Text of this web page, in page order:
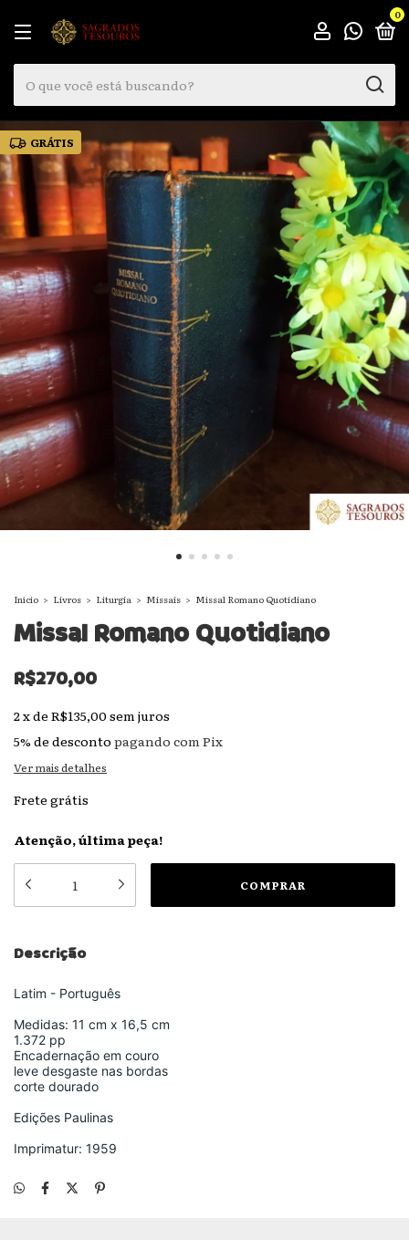
0
GRÁTIS
Início > Livros > Liturgia > Missais > Missal Romano Quotidiano
Missal Romano Quotidiano
R$270,00
2xde R$135,00 sem juros
5% de desconto pagando com Pix
Ver mais detalhes
Frete grátis
Atenção, última peça!
Descrição
Latim - Português
Medidas: 11 cm x 16,5 cm
1.372 pp
Encadernação em couro
leve desgaste nas bordas
corte dourado
Edições Paulinas
Imprimatur: 1959